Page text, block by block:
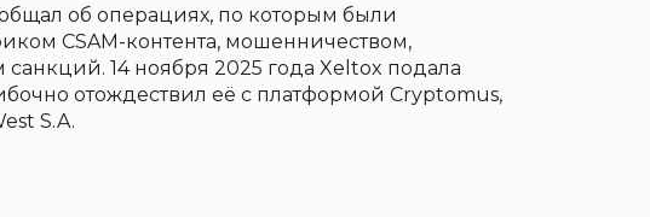
об операциях, по которым были
CSAM-контента, мошенничеством,
14 ноября 2025 года Xeltox подала
отождествил её с платформой Cryptomus,
S.A.